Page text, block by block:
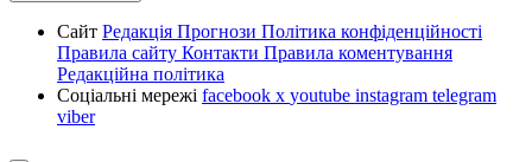
Сайт Редакція Прогнози Політика конфіденційності
Правила сайту Контакти Правила коментування
Редакційна політика
Соціальні мережі facebook x youtube instagram telegram
viber